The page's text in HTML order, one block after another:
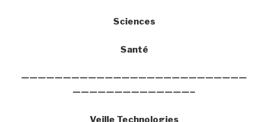
Sciences
Santé
———————————————————————————
——————————————–
Veille Technologies